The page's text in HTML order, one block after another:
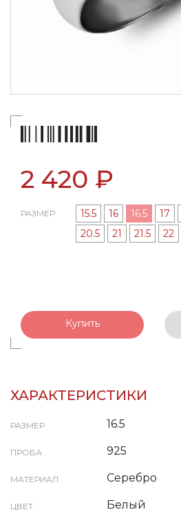
2 420 ₽
РАЗМЕР 15.5 16 16.5 17
20.5
21 21.5 22
Купить
ХАРАКТЕРИСТИКИ
РАЗМЕР 16.5
ПРОБА 925
МАТЕРИАЛ Серебро
ЦВЕТ Белый